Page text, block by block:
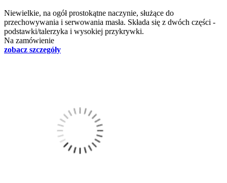
Niewielkie, na ogół prostokątne naczynie, służące do
przechowywania i serwowania masła. Składa się z dwóch części -
podstawki/talerzyka i wysokiej przykrywki.
Na zamówienie
zobacz szczegóły